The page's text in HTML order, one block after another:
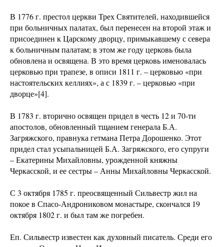
В 1776 г. престол церкви Трех Святителей, находившейся
при больничных палатах, был перенесен на второй этаж и
присоединен к Царскому дворцу, примыкавшему с севера
к больничным палатам; в этом же году церковь была
обновлена и освящена. В это время церковь именовалась
церковью при трапезе, в описи 1811 г. – церковью «при
настоятельских келлиях», а с 1839 г. – церковью «при
дворце»[4].
В 1783 г. вторично освящен придел в честь 12 и 70-ти
апостолов, обновленный тщанием генерала Б.А.
Загряжского, правнука гетмана Петра Дорошенко. Этот
придел стал усыпальницей Б.А. Загряжского, его супруги
– Екатерины Михайловны, урожденной княжны
Черкасской, и ее сестры – Анны Михайловны Черкасской.
С 3 октября 1785 г. преосвященный Сильвестр жил на
покое в Спасо-Андрониковом монастыре, скончался 19
октября 1802 г. и был там же погребен.
Еп. Сильвестр известен как духовный писатель. Среди его